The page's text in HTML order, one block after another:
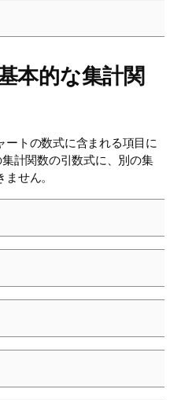
本的な集計関
ートの数式に含まれる項目に
計関数の引数式に、別の集
せん。